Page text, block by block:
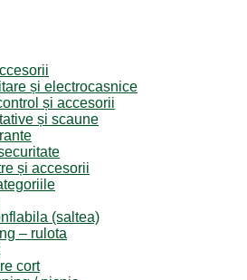
și electrocasnice
și accesorii
și scaune
și accesorii
(saltea)
– rulota
cort